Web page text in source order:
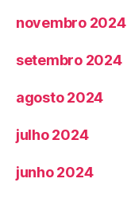
novembro 2024
setembro 2024
agosto 2024
julho 2024
junho 2024